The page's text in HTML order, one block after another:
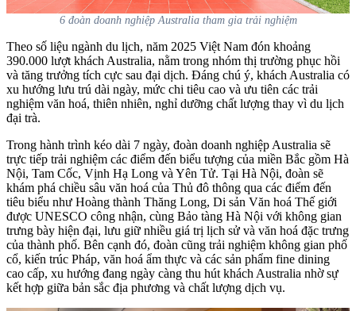
6 đoàn doanh nghiệp Australia tham gia trải nghiệm
Theo số liệu ngành du lịch, năm 2025 Việt Nam đón khoảng
390.000 lượt khách Australia, nằm trong nhóm thị trường phục hồi
và tăng trưởng tích cực sau đại dịch. Đáng chú ý, khách Australia có
xu hướng lưu trú dài ngày, mức chi tiêu cao và ưu tiên các trải
nghiệm văn hoá, thiên nhiên, nghỉ dưỡng chất lượng thay vì du lịch
đại trà.
Trong hành trình kéo dài 7 ngày, đoàn doanh nghiệp Australia sẽ
trực tiếp trải nghiệm các điểm đến biểu tượng của miền Bắc gồm Hà
Nội, Tam Cốc, Vịnh Hạ Long và Yên Tử. Tại Hà Nội, đoàn sẽ
khám phá chiều sâu văn hoá của Thủ đô thông qua các điểm đến
tiêu biểu như Hoàng thành Thăng Long, Di sản Văn hoá Thế giới
được UNESCO công nhận, cùng Bảo tàng Hà Nội với không gian
trưng bày hiện đại, lưu giữ nhiều giá trị lịch sử và văn hoá đặc trưng
của thành phố. Bên cạnh đó, đoàn cũng trải nghiệm không gian phố
cổ, kiến trúc Pháp, văn hoá ẩm thực và các sản phẩm fine dining
cao cấp, xu hướng đang ngày càng thu hút khách Australia nhờ sự
kết hợp giữa bản sắc địa phương và chất lượng dịch vụ.